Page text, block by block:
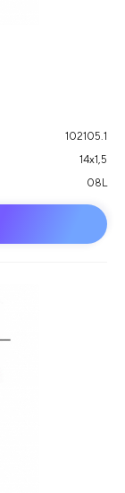
102105.1
14х1,5
08L